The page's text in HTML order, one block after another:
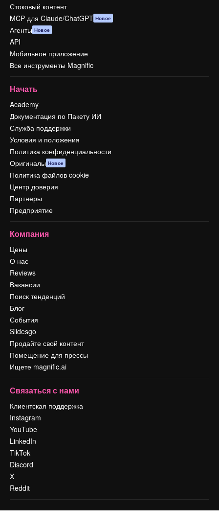
Стоковый контент
MCP для Claude/ChatGPT Новое
Агенты Новое
API
Мобильное приложение
Все инструменты Magnific
Начать
Academy
Документация по Пакету ИИ
Служба поддержки
Условия и положения
Политика конфиденциальности
Оригиналы Новое
Политика файлов cookie
Центр доверия
Партнеры
Предприятие
Компания
Цены
О нас
Reviews
Вакансии
Поиск тенденций
Блог
События
Slidesgo
Продайте свой контент
Помещение для прессы
Ищете magnific.ai
Связаться с нами
Клиентская поддержка
Instagram
YouTube
LinkedIn
TikTok
Discord
X
Reddit